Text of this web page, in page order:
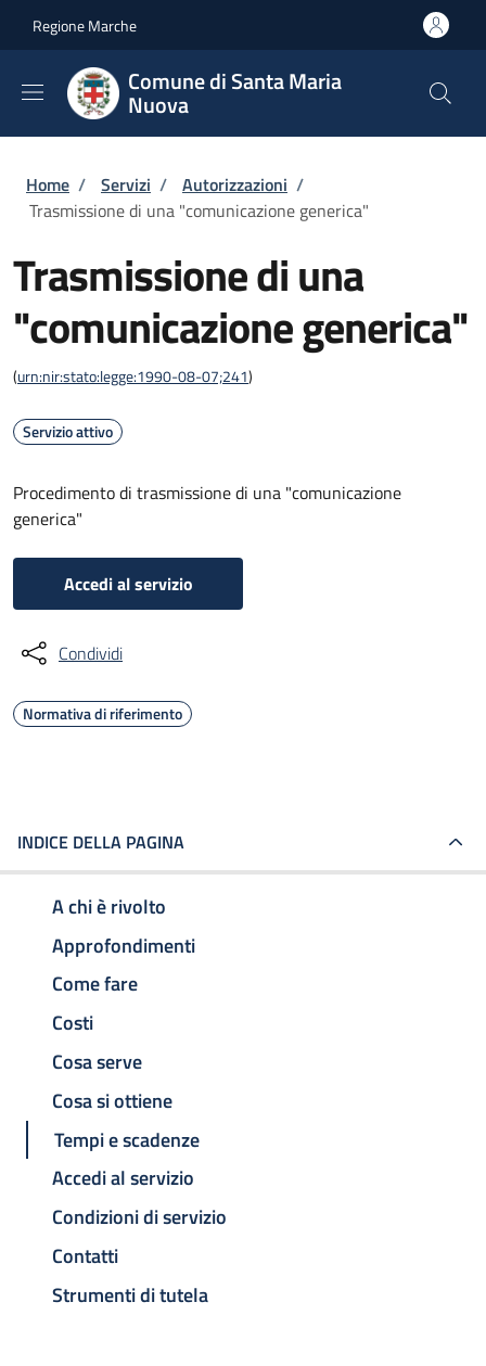
Regione Marche
Comune di Santa Maria
Nuova
Briciole di pane
Home / Servizi / Autorizzazioni /
Trasmissione di una "comunicazione generica"
Trasmissione di una
"comunicazione generica"
(urn:nir:stato:legge:1990-08-07;241)
Servizio attivo
Procedimento di trasmissione di una "comunicazione
generica"
Accedi al servizio
Condividi
Normativa di riferimento
INDICE DELLA PAGINA
A chi è rivolto
Approfondimenti
Come fare
Costi
Cosa serve
Cosa si ottiene
Tempi e scadenze
Accedi al servizio
Condizioni di servizio
Contatti
Strumenti di tutela